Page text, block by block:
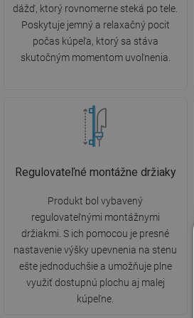
dážď, ktorý rovnomerne steká po tele.
Poskytuje jemný a relaxačný pocit
počas kúpeľa, ktorý sa stáva
skutočným momentom uvoľnenia.
Regulovateľné montážne držiaky
Produkt bol vybavený
regulovateľnými montážnymi
držiakmi. S ich pomocou je presné
nastavenie výšky upevnenia na stenu
ešte jednoduchšie a umožňuje plne
využiť dostupnú plochu aj malej
kúpeľne.